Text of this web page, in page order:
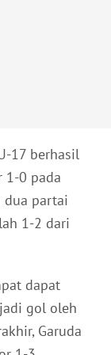
17 berhasil
1-0 pada
dua partai
1-2 dari
dapat
gol oleh
Garuda